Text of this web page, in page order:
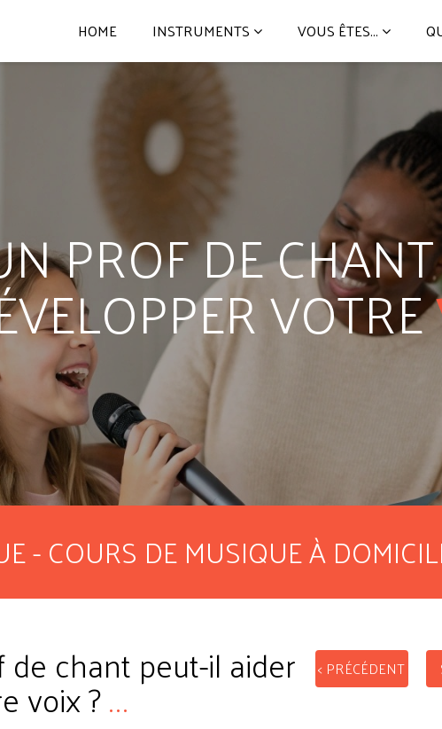
HOME INSTRUMENTS VOUS ÊTES...
PROF DE
VOTRE
- COURS DE MUSIQUE À
chant peut-il aider
voix ?...
< PRÉCÉDENT